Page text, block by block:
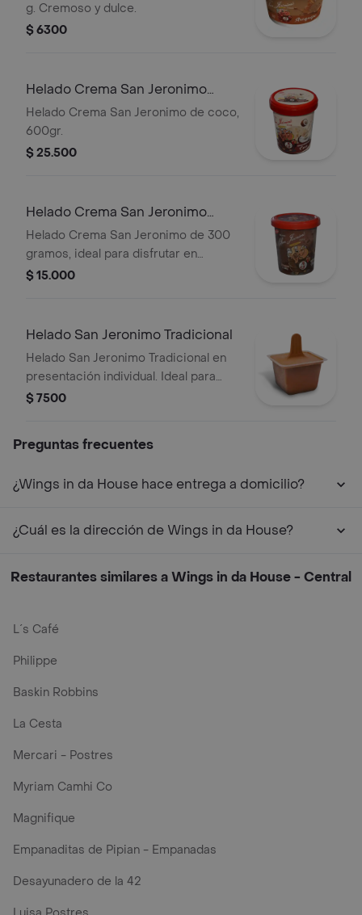
g. Cremoso y dulce.
$ 6300
Helado Crema San Jeronimo
600gr
Helado Crema San Jeronimo de coco,
600gr.
$ 25.500
Helado Crema San Jeronimo
300gr
Helado Crema San Jeronimo de 300
gramos, ideal para disfrutar en
cualquier momento.
$ 15.000
Helado San Jeronimo Tradicional
Helado San Jeronimo Tradicional en
presentación individual. Ideal para
disfrutar en cualquier momento.
$ 7500
Preguntas frecuentes
¿Wings in da House hace entrega a domicilio?
¿Cuál es la dirección de Wings in da House?
Restaurantes similares a Wings in da House - Central
L´s Café
Philippe
Baskin Robbins
La Cesta
Mercari - Postres
Myriam Camhi Co
Magnifique
Empanaditas de Pipian - Empanadas
Desayunadero de la 42